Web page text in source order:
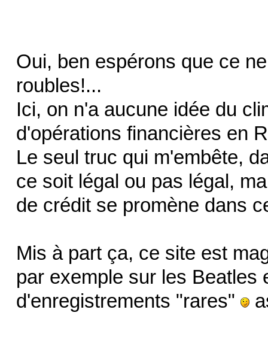
Oui, ben espérons que ce
roubles!...
Ici, on n'a aucune idée du
d'opérations financières en
Le seul truc qui m'embête,
ce soit légal ou pas légal,
de crédit se promène dans
Mis à part ça, ce site est
par exemple sur les Beatles
d'enregistrements "rares"